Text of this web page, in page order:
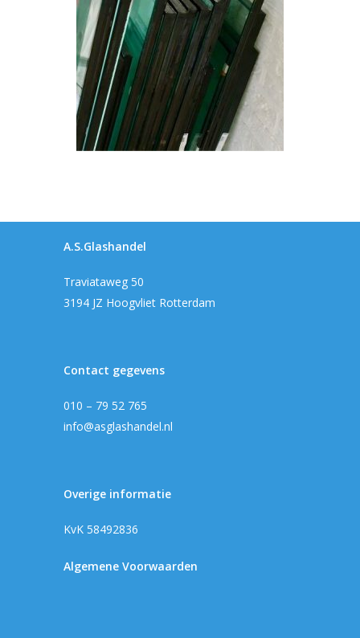
A.S.Glashandel
Traviataweg 50
3194 JZ Hoogvliet Rotterdam
Contact gegevens
010 – 79 52 765
info@asglashandel.nl
Overige informatie
KvK 58492836
Algemene Voorwaarden